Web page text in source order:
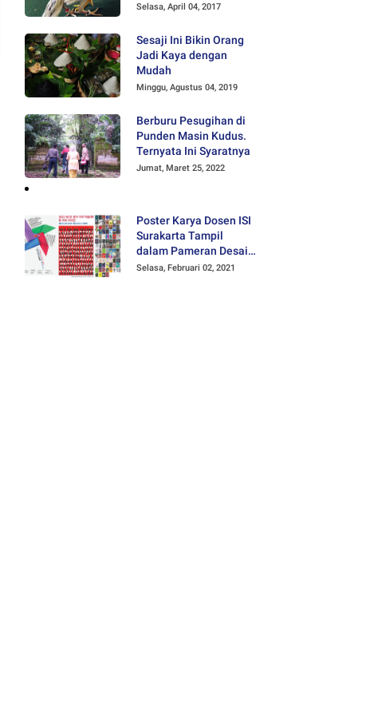
Selasa, April 04, 2017
Sesaji Ini Bikin Orang
Jadi Kaya dengan
Mudah
Minggu, Agustus 04, 2019
Berburu Pesugihan di
Punden Masin Kudus.
Ternyata Ini Syaratnya
Jumat, Maret 25, 2022
Poster Karya Dosen ISI
Surakarta Tampil
dalam Pameran Desain
Poster Internasional
Selasa, Februari 02, 2021